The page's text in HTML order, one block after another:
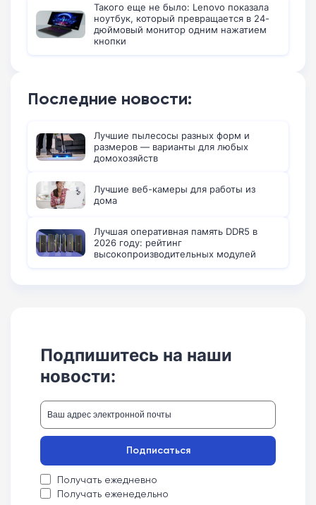
Такого еще не было: Lenovo показала
ноутбук, который превращается в 24-
дюймовый монитор одним нажатием
кнопки
Последние новости:
Лучшие пылесосы разных форм и
размеров — варианты для любых
домохозяйств
Лучшие веб-камеры для работы из
дома
Лучшая оперативная память DDR5 в
2026 году: рейтинг
высокопроизводительных модулей
Подпишитесь на наши
новости:
Получать ежедневно
Получать еженедельно
Подписаться